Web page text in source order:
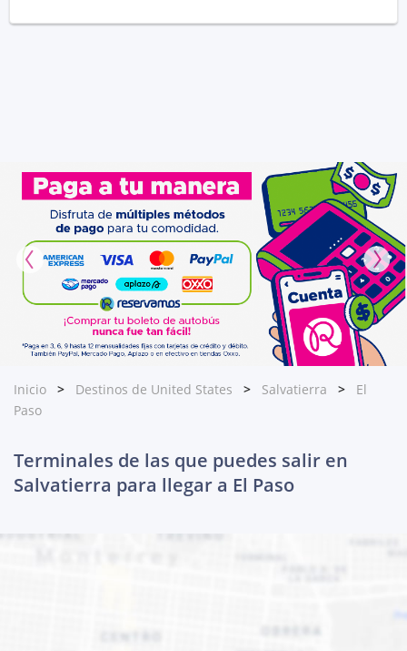
Inicio Destinos de United States Salvatierra
El
Paso
Terminales de las que puedes salir en
Salvatierra para llegar a El Paso